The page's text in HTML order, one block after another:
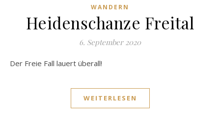
WANDERN
Heidenschanze Freital
6. September 2020
Der Freie Fall lauert überall!
WEITERLESEN